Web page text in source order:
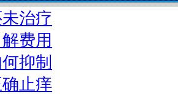
治疗
费用
抑制
止痒